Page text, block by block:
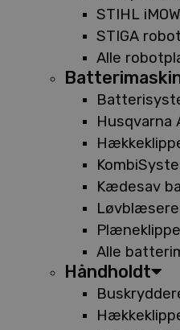
STIHL iMOW
STIGA
Alle
Husqvarna
Kædesav
Alle
Håndholdt